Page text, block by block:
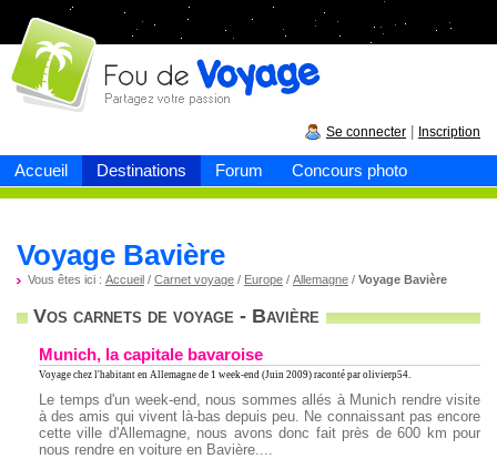
Accueil Destinations Forum Concours photo
Fou devoyage
Se connecter Inscription
Voyage Bavière
Vous êtes ici : Accueil / Carnet voyage / Europe / Allemagne / Voyage Bavière
Vos carnets de voyage - Bavière
Munich, la capitale bavaroise
Voyage chez l'habitant en Allemagne de 1 week-end (Juin 2009) raconté par olivierp54.
Le temps d'un week-end, nous sommes allés à Munich rendre visite
à des amis qui vivent là-bas depuis peu. Ne connaissant pas encore
cette ville d'Allemagne, nous avons donc fait près de 600 km pour
nous rendre en voiture en Bavière....